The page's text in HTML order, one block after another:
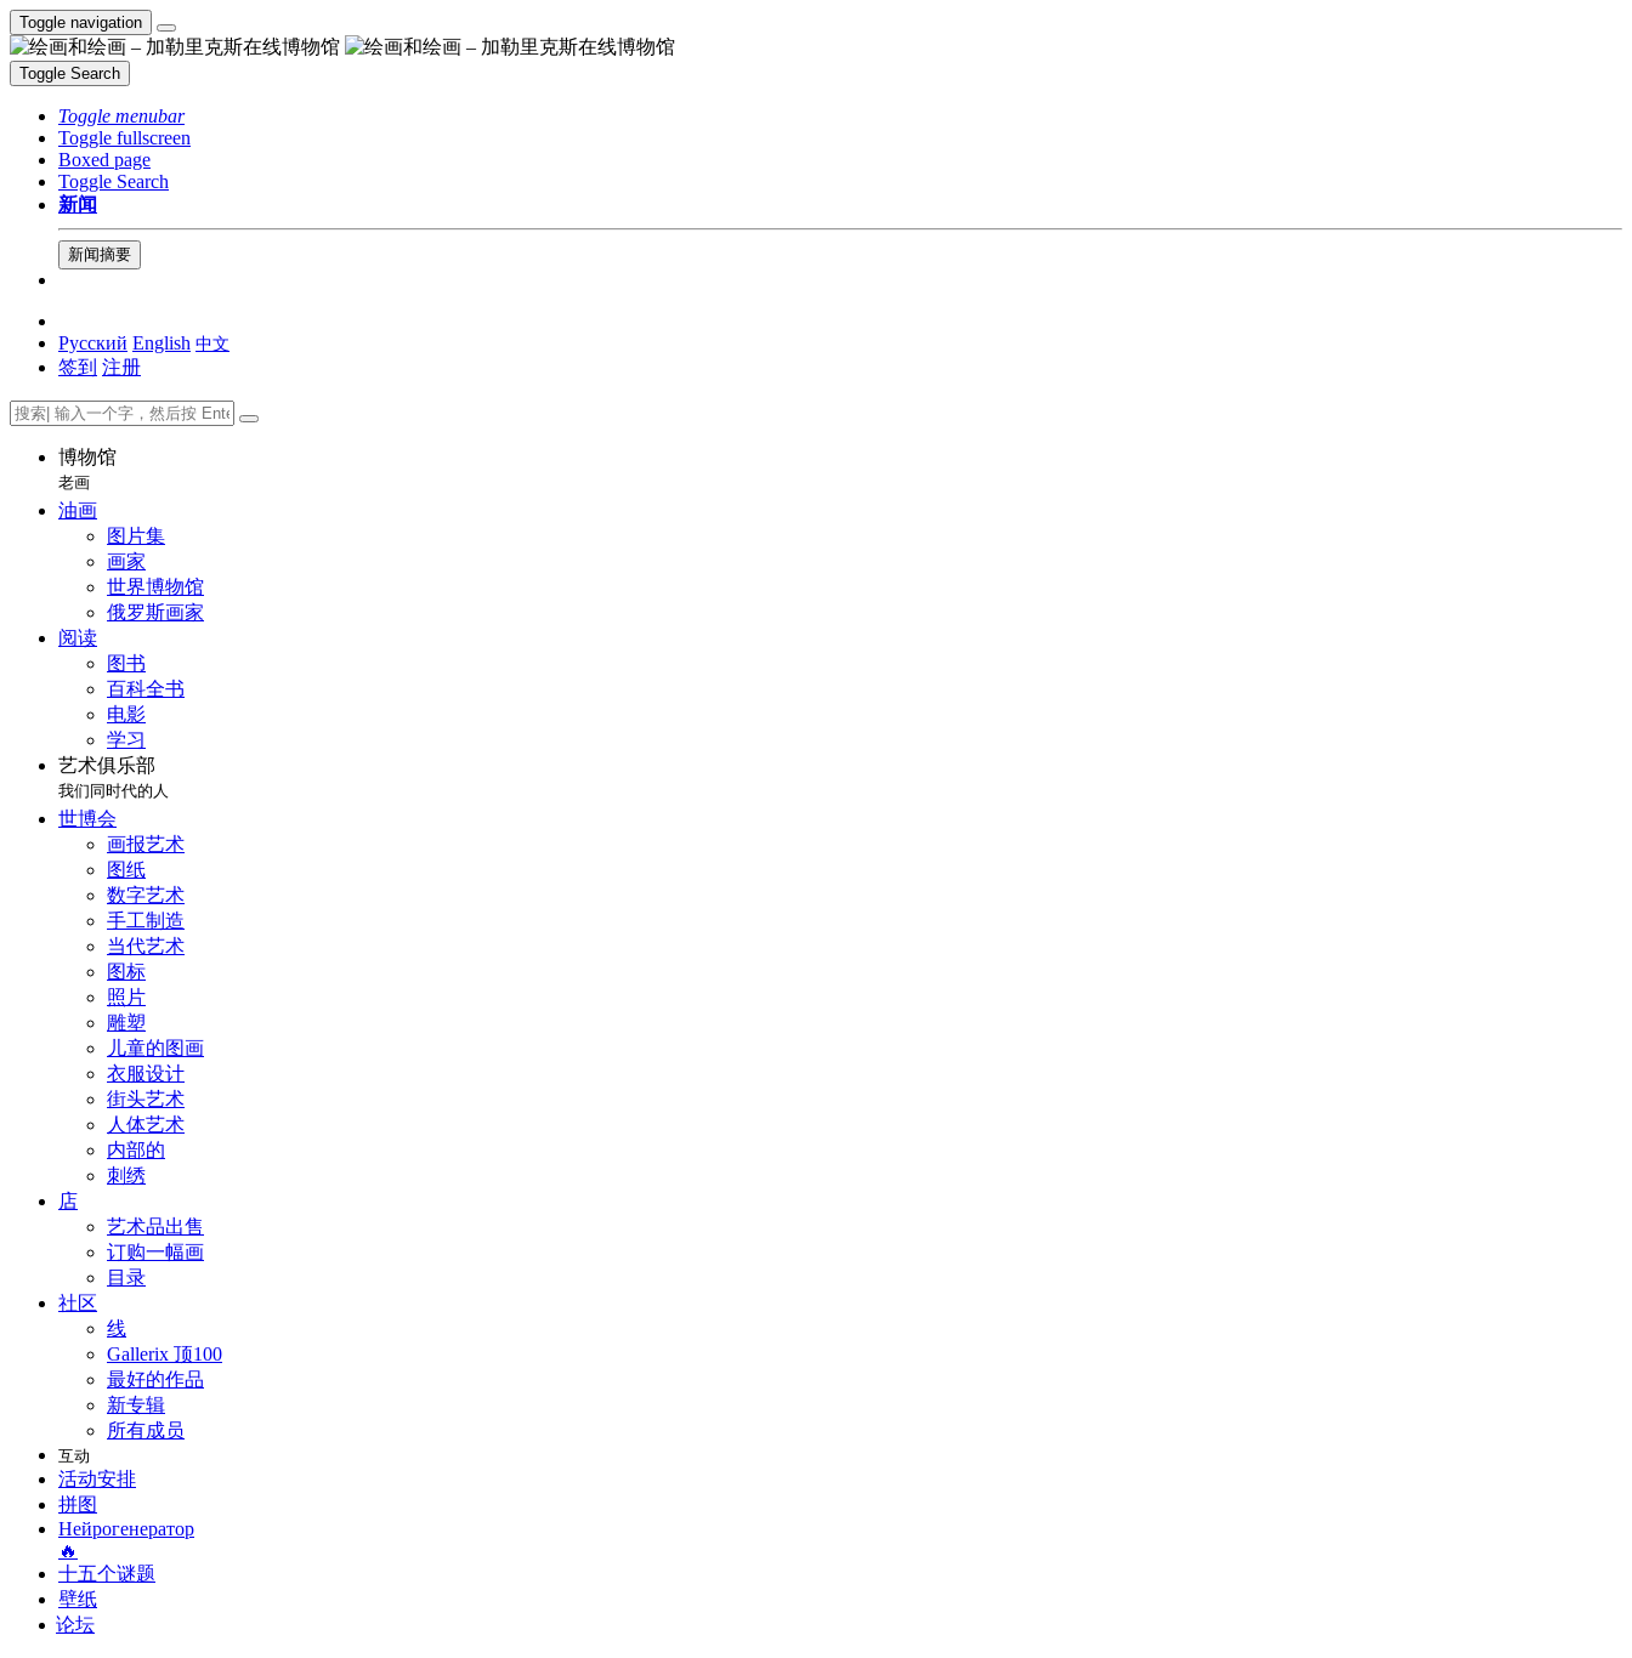
Toggle navigation
Toggle Search
Toggle menubar
Toggle fullscreen
Boxed page
Toggle Search
新闻
新闻摘要
Русский English 中文
签到 注册
博物馆
老画
油画
图片集
画家
世界博物馆
俄罗斯画家
阅读
图书
百科全书
电影
学习
艺术俱乐部
我们同时代的人
世博会
画报艺术
图纸
数字艺术
手工制造
当代艺术
图标
照片
雕塑
儿童的图画
衣服设计
街头艺术
人体艺术
内部的
刺绣
店
艺术品出售
订购一幅画
目录
社区
线
Gallerix 顶100
最好的作品
新专辑
所有成员
互动
活动安排
拼图
Нейрогенератор
🔥
十五个谜题
壁纸
论坛